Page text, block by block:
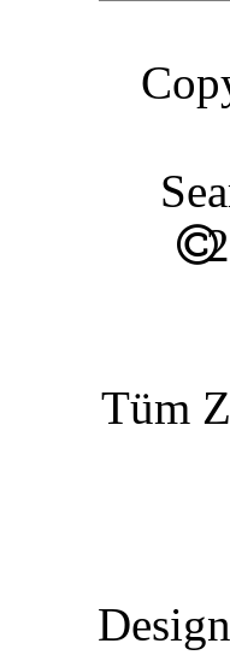
Tüm